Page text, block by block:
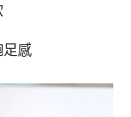
足感